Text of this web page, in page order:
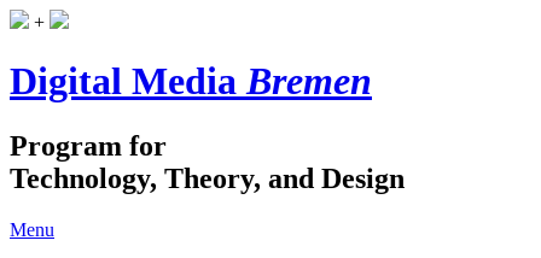
+
Digital MediaBremen
Program for
Technology, Theory, and Design
Menu